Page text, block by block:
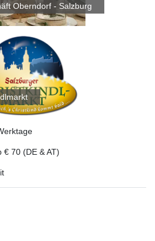
Oberndorf - Salzburg
€ 70 (DE & AT)